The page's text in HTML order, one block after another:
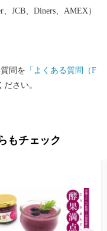
JCB、Diners、AMEX）
問を 「よくある質問（F
さい。
もチェック